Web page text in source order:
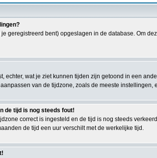
geregistreerd bent) opgeslagen in de database. Om
echter, wat je ziet kunnen tijden zijn getoond in een
van de tijdzone, zoals de meeste
de tijd is nog steeds fout!
correct is ingesteld en de tijd is nog steeds
de tijd een uur verschilt met de werkelijke tijd.